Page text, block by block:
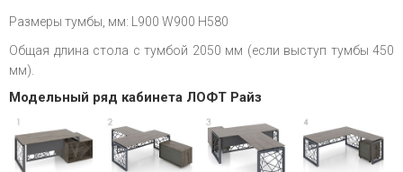
Размеры тумбы, мм: L900 W900 H580
Общая длина стола с тумбой 2050 мм (если выступ тумбы 450
мм).
Модельный ряд кабинета ЛОФТ Райз